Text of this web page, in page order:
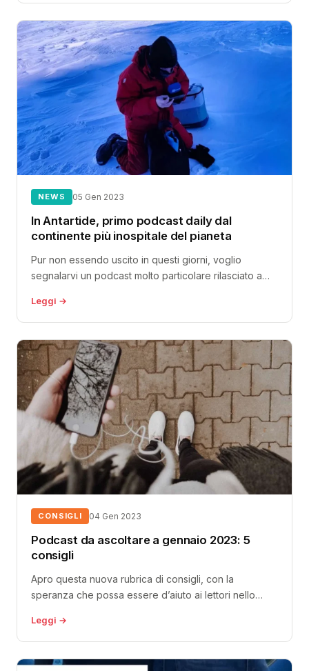
NEWS 05 Gen 2023
In Antartide, primo podcast daily dal
continente più inospitale del pianeta
Pur non essendo uscito in questi giorni, voglio
segnalarvi un podcast molto particolare rilasciato a
Leggi →
CONSIGLI 04 Gen 2023
Podcast da ascoltare a gennaio 2023: 5
consigli
Apro questa nuova rubrica di consigli, con la
speranza che possa essere d’aiuto ai lettori nello
Leggi →